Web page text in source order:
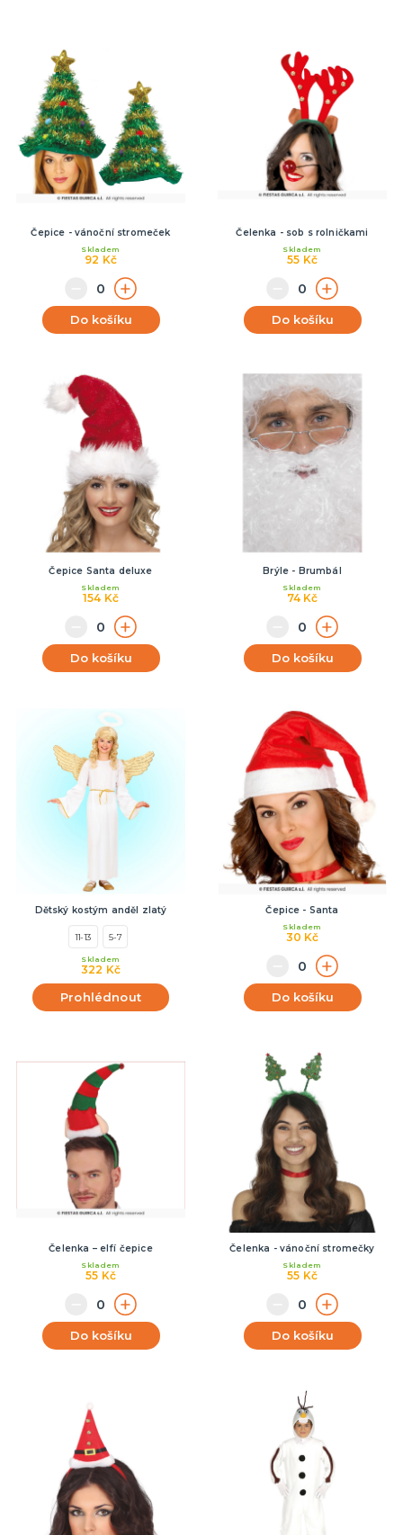
Čepice - vánoční stromeček
92 Kč
Skladem
Do košíku
Čelenka - sob s rolničkami
55 Kč
Skladem
Do košíku
Čepice Santa deluxe
154 Kč
Skladem
Do košíku
Brýle - Brumbál
74 Kč
Skladem
Do košíku
Dětský kostým anděl zlatý
11-13 5-7
322 Kč
Skladem
Prohlédnout
Čepice - Santa
30 Kč
Skladem
Do košíku
Čelenka – elfí čepice
55 Kč
Skladem
Do košíku
Čelenka - vánoční stromečky
55 Kč
Skladem
Do košíku